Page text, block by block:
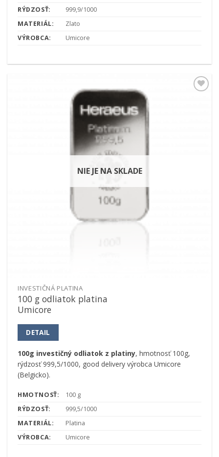
RÝDZOSŤ:
999,9/1000
MATERIÁL:
Zlato
VÝROBCA:
Umicore
NIE JE NA SKLADE
INVESTIČNÁ PLATINA
100 g odliatok platina
Umicore
DETAIL
100g investičný odliatok z platiny, hmotnosť 100g,
rýdzosť 999,5/1000, good delivery výrobca Umicore
(Belgicko).
HMOTNOSŤ:
100 g
RÝDZOSŤ:
999,5/1000
MATERIÁL:
Platina
VÝROBCA:
Umicore